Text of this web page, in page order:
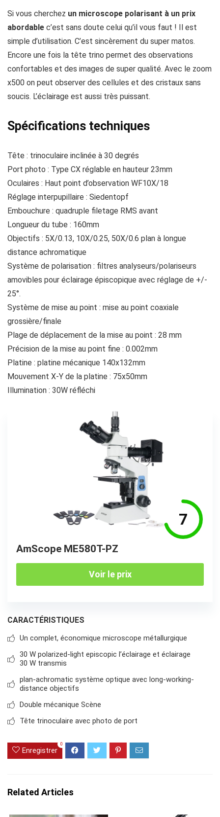
Si vous cherchez un microscope polarisant à un prix
abordable c’est sans doute celui qu’il vous faut ! Il est
simple d’utilisation. C’est sincèrement du super matos.
Encore une fois la tête trino permet des observations
confortables et des images de super qualité. Avec le zoom
x500 on peut observer des cellules et des cristaux sans
soucis. L’éclairage est aussi très puissant.
Spécifications techniques
Tête : trinoculaire inclinée à 30 degrés
Port photo : Type CX réglable en hauteur 23mm
Oculaires : Haut point d’observation WF10X/18
Réglage interpupillaire : Siedentopf
Embouchure : quadruple filetage RMS avant
Longueur du tube : 160mm
Objectifs : 5X/0.13, 10X/0.25, 50X/0.6 plan à longue
distance achromatique
Système de polarisation : filtres analyseurs/polariseurs
amovibles pour éclairage épiscopique avec réglage de +/-
25°.
Système de mise au point : mise au point coaxiale
grossière/finale
Plage de déplacement de la mise au point : 28 mm
Précision de la mise au point fine : 0.002mm
Platine : platine mécanique 140x132mm
Mouvement X-Y de la platine : 75x50mm
Illumination : 30W réfléchi
7
AmScope ME580T-PZ
Voir le prix
CARACTÉRISTIQUES
Un complet, économique microscope métallurgique
30 W polarized-light episcopic l’éclairage et éclairage
30 W transmis
plan-achromatic système optique avec long-working-
distance objectifs
Double mécanique Scène
Tête trinoculaire avec photo de port
Enregistrer
0
Related Articles